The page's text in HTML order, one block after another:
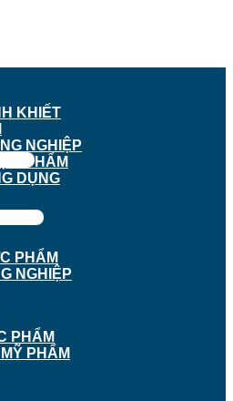
Trãi, Phường Chợ Lớn, TP.
KHIẾT
NGHIỆP
PHẨM
DỤNG
PHẨM
NGHIỆP
PHẨM
PHẨM